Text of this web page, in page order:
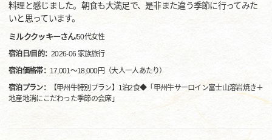
料理と感じました。朝食も大満足で、是非また違う季節に行ってみた
いと思っています。
ミルククッキーさん/50代女性
宿泊日/目的：2026-06 家族旅行
宿泊価格帯： 17,001～18,000円（大人一人あたり）
宿泊プラン：
【甲州牛特別プラン】1泊2食◆「甲州牛サーロイン富士山溶岩焼き＋
地産地消にこだわった季節の会席」